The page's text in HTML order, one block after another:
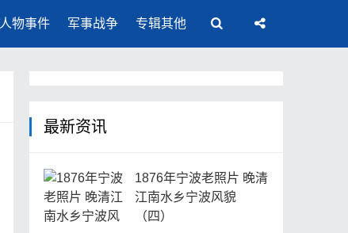
人物事件 军事战争 专辑其他
最新资讯
1876年宁波老照片 晚清
江南水乡宁波风貌
（四）